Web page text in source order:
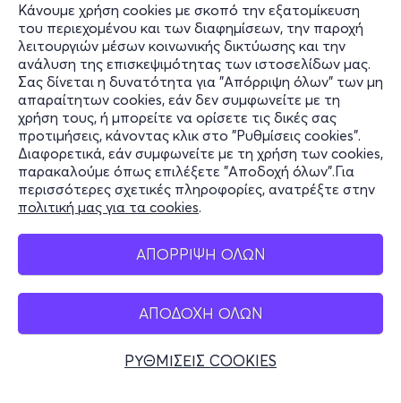
Κάνουμε χρήση cookies με σκοπό την εξατομίκευση
του περιεχομένου και των διαφημίσεων, την παροχή
λειτουργιών μέσων κοινωνικής δικτύωσης και την
ανάλυση της επισκεψιμότητας των ιστοσελίδων μας.
Σας δίνεται η δυνατότητα για "Απόρριψη όλων" των μη
απαραίτητων cookies, εάν δεν συμφωνείτε με τη
χρήση τους, ή μπορείτε να ορίσετε τις δικές σας
προτιμήσεις, κάνοντας κλικ στο "Ρυθμίσεις cookies".
Διαφορετικά, εάν συμφωνείτε με τη χρήση των cookies,
παρακαλούμε όπως επιλέξετε "Αποδοχή όλων".Για
περισσότερες σχετικές πληροφορίες, ανατρέξτε στην
πολιτική μας για τα cookies.
ΑΠΟΡΡΙΨΗ ΟΛΩΝ
ΑΠΟΔΟΧΗ ΟΛΩΝ
ΡΥΘΜΙΣΕΙΣ COOKIES
Πληροφορίες
Υποστήριξη
Stay Connected
Mobile app